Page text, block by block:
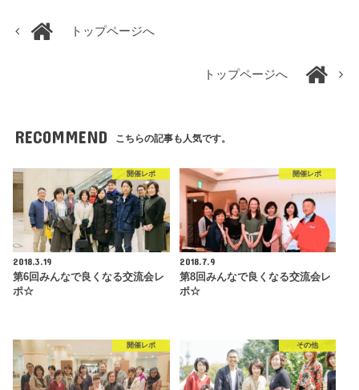
トップページへ
トップページへ
RECOMMEND こちらの記事も人気です。
開催レポ
2018.3.19
第6回みんなで良くなる交流会レ
ポ☆
開催レポ
2018.7.9
第8回みんなで良くなる交流会レ
ポ☆
開催レポ その他